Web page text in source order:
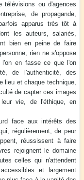
télévisions ou d'agences
de propagande,
apparus très tôt à
les auteurs, salariés,
bien en peine de faire
rien ne s'oppose
en fasse ce que l'on
de l'authenticité, des
lieu et chaque technique,
de capter ces images
vie, de l'éthique, en
face aux intérêts des
régulièrement, de peur
réussissent à faire
rejoignent le domaine
celles qui n'attendent
et largement